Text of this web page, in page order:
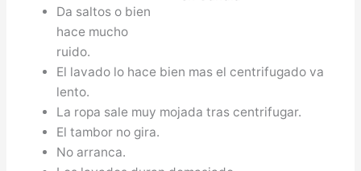
Da saltos o bien
hace mucho
ruido.
El lavado lo hace bien mas el centrifugado va
lento.
La ropa sale muy mojada tras centrifugar.
El tambor no gira.
No arranca.